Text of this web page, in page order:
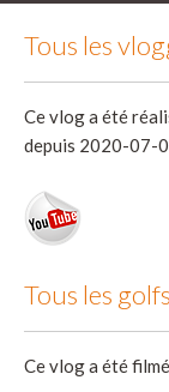
Tous les
Ce vlog a été
depuis 2020-07-
Tous les golfs
Ce vlog a été